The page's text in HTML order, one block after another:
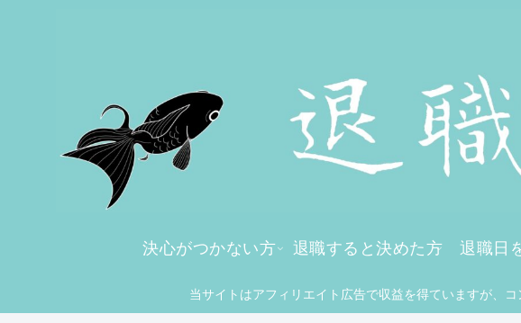
決心がつかない方 退職すると決めた方 退職日
当サイトはアフィリエイト広告で収益を得ていますが、